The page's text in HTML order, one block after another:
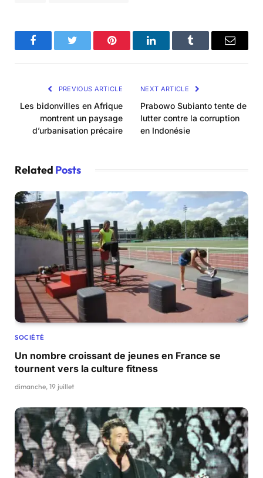
FacebookTwitter Pinterest LinkedInTumblr Email
PREVIOUS ARTICLE
Les bidonvilles en Afrique
montrent un paysage
d’urbanisation précaire
NEXT ARTICLE
Prabowo Subianto tente de
lutter contre la corruption
en Indonésie
Related Posts
SOCIÉTÉ
Un nombre croissant de jeunes en France se
tournent vers la culture fitness
dimanche, 19 juillet